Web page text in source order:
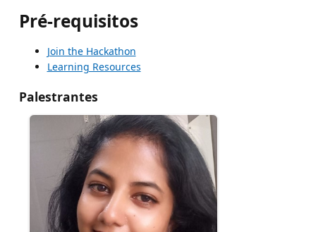
Pré-requisitos
Join the Hackathon
Learning Resources
Palestrantes